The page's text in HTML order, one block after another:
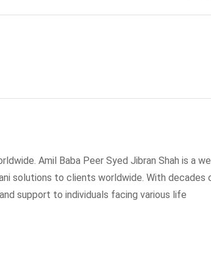
Amil Baba Peer Syed Jibran Shah is a
solutions to clients worldwide. With decades
support to individuals facing various life